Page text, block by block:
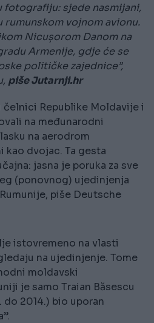
fotografiju: sjede nasmijani,
vojnom avionu.
Nicușorom Danom na
Armenije, gdje će se
političke zajednice”,
piše Jutarnji.hr
čelnici Republike Moldavije i
na međunarodni
na aerodrom
dvojac. Ta gesta
jasna je poruka za sve
(ponovnog) ujedinjenja
piše Deutsche
istovremeno na vlasti
na ujedinjenje. Tome
moldavski
je samo Traian Băsescu
2014.) bio uporan